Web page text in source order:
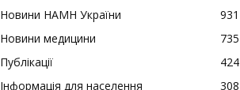
Новини НАМН України
931
Новини медицини
735
Публікації
424
Інформація для населення
308